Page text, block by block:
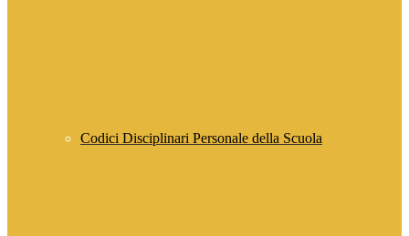
Codici Disciplinari Personale della Scuola